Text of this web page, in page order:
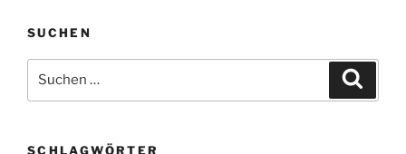
SUCHEN
nach:
SCHLAGWÖRTER